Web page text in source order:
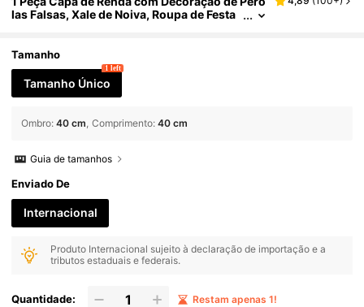
las Falsas, Xale de Noiva, Roupa de Festa
Tamanho
Tamanho Único
1 left
Ombro: 40 cm Comprimento: 40 cm
Guia de tamanhos
Enviado De
Internacional
Produto Internacional sujeito à declaração de importação e a
tributos estaduais e federais.
Quantidade: Restam apenas 1!